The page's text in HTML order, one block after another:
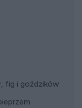
fig i goździków